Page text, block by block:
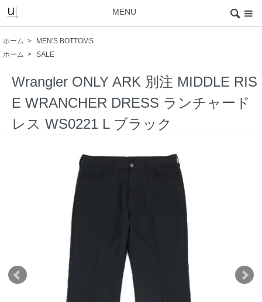
MENU
ホーム >
MEN'S BOTTOMS
ホーム > SALE
Wrangler ONLY ARK 別注 MIDDLE RIS
E WRANCHER DRESS ランチャード
レス WS0221 L ブラック